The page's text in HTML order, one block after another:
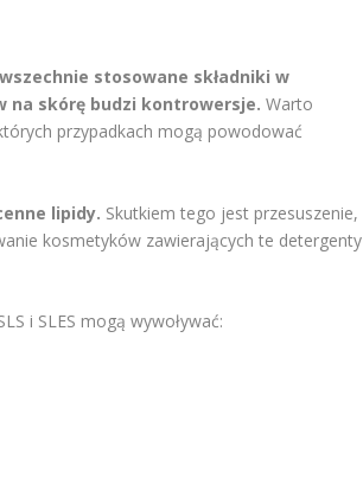
stosowane składniki w
na skórę budzi kontrowersje. Warto
przypadkach mogą powodować
lipidy. Skutkiem tego jest przesuszenie,
kosmetyków zawierających te detergenty
i SLES mogą wywoływać: